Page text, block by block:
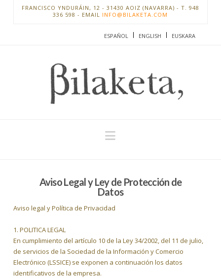
FRANCISCO YNDURÁIN, 12 - 31430 AOIZ (NAVARRA) - T. 948
336 598 - EMAIL INFO@BILAKETA.COM
ESPAÑOL ENGLISH EUSKARA
Navigation
Aviso Legal y Ley de Protección de
Datos
Aviso legal y Política de Privacidad
1. POLITICA LEGAL
En cumplimiento del artículo 10 de la Ley 34/2002, del 11 de julio,
de servicios de la Sociedad de la Información y Comercio
Electrónico (LSSICE) se exponen a continuación los datos
identificativos de la empresa.